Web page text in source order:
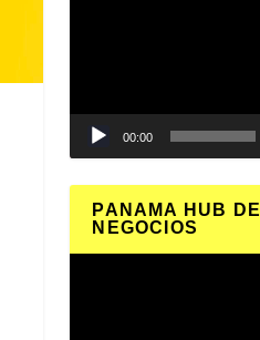
00:00
PANAMA HUB DE
NEGOCIOS